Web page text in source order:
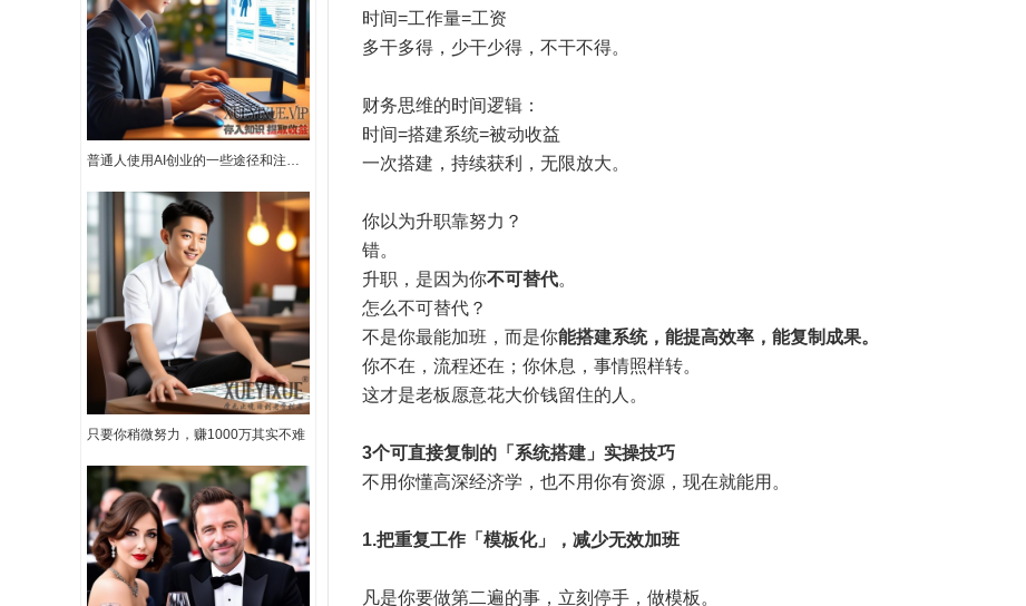
普通人使用AI创业的一些途径和注意事项
只要你稍微努力，赚1000万其实不难
时间=工作量=工资
多干多得，少干少得，不干不得。
财务思维的时间逻辑：
时间=搭建系统=被动收益
一次搭建，持续获利，无限放大。
你以为升职靠努力？
错。
升职，是因为你不可替代。
怎么不可替代？
不是你最能加班，而是你能搭建系统，能提高效率，能复制成果。
你不在，流程还在；你休息，事情照样转。
这才是老板愿意花大价钱留住的人。
3个可直接复制的「系统搭建」实操技巧
不用你懂高深经济学，也不用你有资源，现在就能用。
1.把重复工作「模板化」，减少无效加班
凡是你要做第二遍的事，立刻停手，做模板。